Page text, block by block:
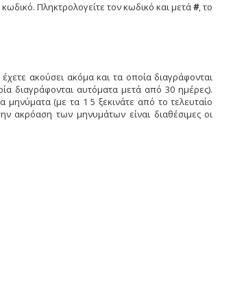
Πληκτρολογείτε τον κωδικό και μετά#, το
ακούσει ακόμα και τα οποία διαγράφονται
διαγράφονται αυτόματα μετά από 30 ημέρες).
(με τα 1 5 ξεκινάτε από το τελευταίο
ακρόαση των μηνυμάτων είναι διαθέσιμες οι